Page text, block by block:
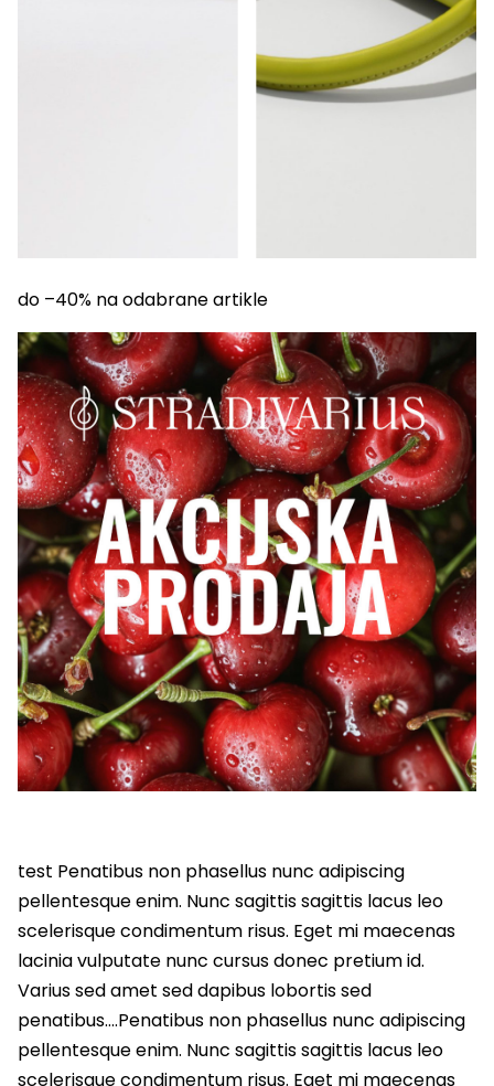
do –40% na odabrane artikle
test Penatibus non phasellus nunc adipiscing
pellentesque enim. Nunc sagittis sagittis lacus leo
scelerisque condimentum risus. Eget mi maecenas
lacinia vulputate nunc cursus donec pretium id.
Varius sed amet sed dapibus lobortis sed
penatibus….Penatibus non phasellus nunc adipiscing
pellentesque enim. Nunc sagittis sagittis lacus leo
scelerisque condimentum risus. Eget mi maecenas